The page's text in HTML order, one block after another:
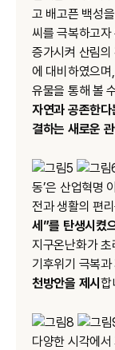
고 배고픈 백성
씨를 극복하고
증가시켜 산림의
에 대비하였으
유물을 통해 볼
자연과 공존한
결하는 새로운
동’은 산업혁명
전과 생활의 편
세”를 탄생시켰
지구온난화가
기후위기 극복과
천방안을 제시 합
다양한 시각에